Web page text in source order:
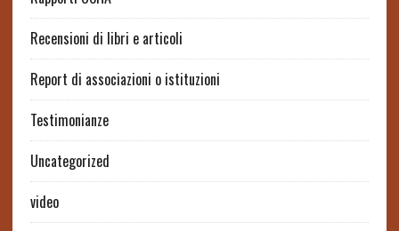
Recensioni di libri e articoli
Report di associazioni o istituzioni
Testimonianze
Uncategorized
video